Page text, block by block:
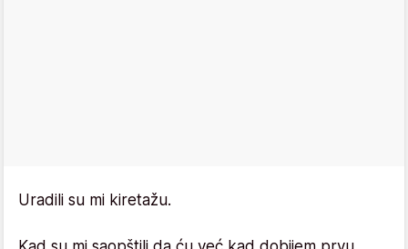
Uradili su mi kiretažu.